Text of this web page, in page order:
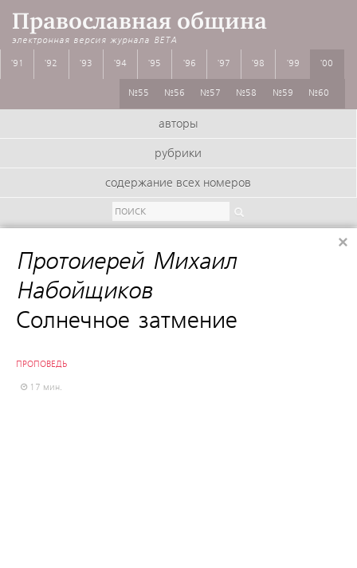
Православная община
электронная версия журнала BETA
'91 '92 '93 '94 '95 '96 '97 '98 '99 '00
№55 №56 №57 №58 №59 №60
авторы
рубрики
содержание всех номеров
Протоиерей Михаил
Набойщиков:
Солнечное затмение
ПРОПОВЕДЬ
17 мин.
×